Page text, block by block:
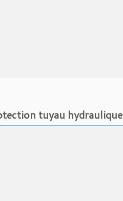
tuyau hydraulique